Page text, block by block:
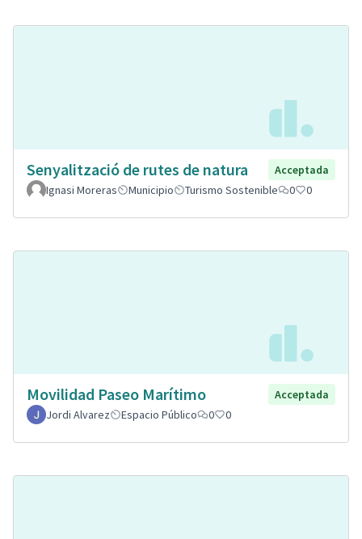
Senyalització de rutes de natura
Acceptada
Ignasi Moreras
Municipio Turismo Sostenible 0 0
Movilidad Paseo Marítimo
Acceptada
Jordi Alvarez
Espacio Público 0 0